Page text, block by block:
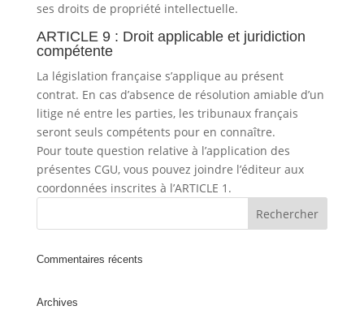
ses droits de propriété intellectuelle.
ARTICLE 9 : Droit applicable et juridiction
compétente
La législation française s’applique au présent
contrat. En cas d’absence de résolution amiable d’un
litige né entre les parties, les tribunaux français
seront seuls compétents pour en connaître.
Pour toute question relative à l’application des
présentes CGU, vous pouvez joindre l’éditeur aux
coordonnées inscrites à l’ARTICLE 1.
Commentaires récents
Archives